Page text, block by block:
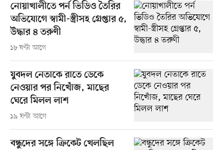
নোয়াখালীতে পর্ন ভিডিও তৈরির
অভিযোগে স্বামী-স্ত্রীসহ গ্রেপ্তার ৫,
উদ্ধার ৪ তরুণী
১৮ ঘণ্টা আগে
যুবদল নেতাকে রাতে ডেকে
নেওয়ার পর নিখোঁজ, মাছের
ঘেরে মিলল লাশ
১৯ ঘণ্টা আগে
বন্ধুদের সঙ্গে ক্রিকেট খেলছিল